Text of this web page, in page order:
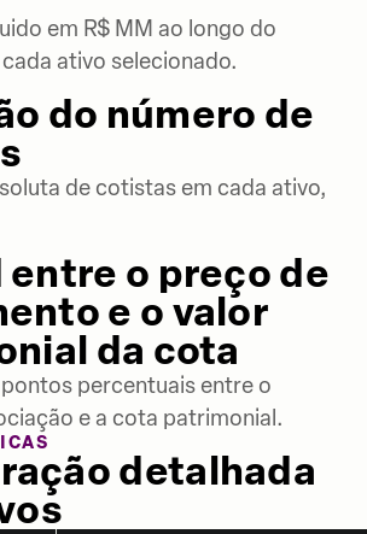
em R$ MM ao longo do
ativo selecionado.
do número de
de cotistas em cada ativo,
entre o preço de
e o valor
da cota
percentuais entre o
e a cota patrimonial.
detalhada